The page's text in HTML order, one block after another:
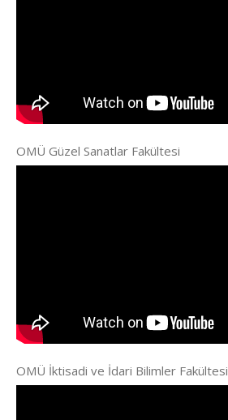
OMÜ Güzel Sanatlar Fakültesi
OMÜ İktisadi ve İdari Bilimler Fakültesi